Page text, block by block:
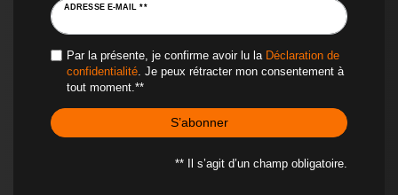
ADRESSE E-MAIL **
Par la présente, je confirme avoir lu la Déclaration de
confidentialité. Je peux rétracter mon consentement à
tout moment.**
S’abonner
** Il s’agit d’un champ obligatoire.